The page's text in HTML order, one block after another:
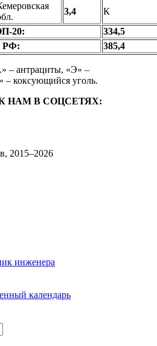
3,4
К
20:
334,5
РФ:
385,4
– антрациты, «Э» –
– коксующийся уголь.
НАМ В СОЦСЕТЯХ:
2015–2026
инженера
календарь